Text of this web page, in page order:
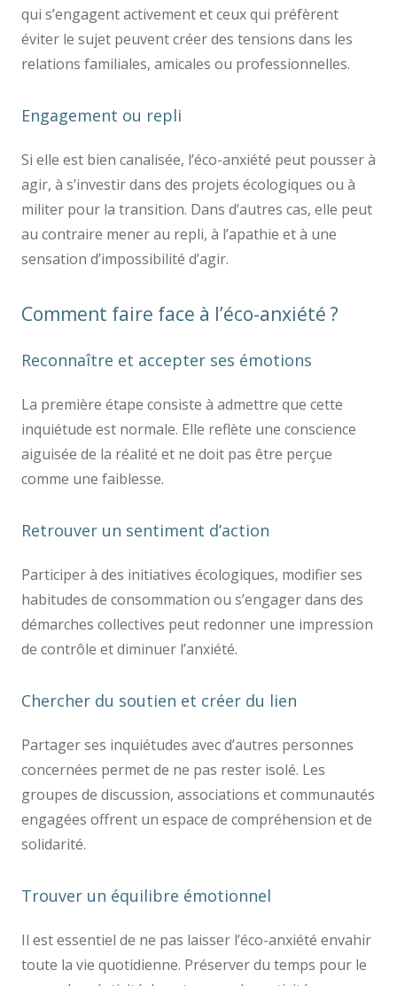
qui s’engagent activement et ceux qui préfèrent
éviter le sujet peuvent créer des tensions dans les
relations familiales, amicales ou professionnelles.
Engagement ou repli
Si elle est bien canalisée, l’éco-anxiété peut pousser à
agir, à s’investir dans des projets écologiques ou à
militer pour la transition. Dans d’autres cas, elle peut
au contraire mener au repli, à l’apathie et à une
sensation d’impossibilité d’agir.
Comment faire face à l’éco-anxiété ?
Reconnaître et accepter ses émotions
La première étape consiste à admettre que cette
inquiétude est normale. Elle reflète une conscience
aiguisée de la réalité et ne doit pas être perçue
comme une faiblesse.
Retrouver un sentiment d’action
Participer à des initiatives écologiques, modifier ses
habitudes de consommation ou s’engager dans des
démarches collectives peut redonner une impression
de contrôle et diminuer l’anxiété.
Chercher du soutien et créer du lien
Partager ses inquiétudes avec d’autres personnes
concernées permet de ne pas rester isolé. Les
groupes de discussion, associations et communautés
engagées offrent un espace de compréhension et de
solidarité.
Trouver un équilibre émotionnel
Il est essentiel de ne pas laisser l’éco-anxiété envahir
toute la vie quotidienne. Préserver du temps pour le